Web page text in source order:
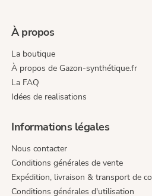
À propos
La boutique
À propos de Gazon-synthétique.fr
La FAQ
Idées de realisations
Informations légales
Nous contacter
Conditions générales de vente
Expédition, livraison & transport de
Conditions générales d'utilisation